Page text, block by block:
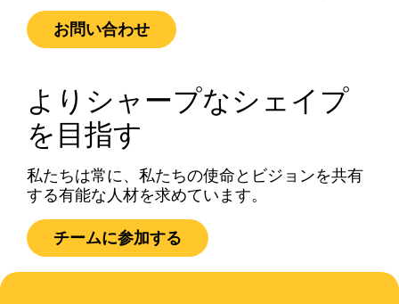
お問い合わせ
よりシャープなシェイプ
を目指す
私たちは常に、私たちの使命とビジョンを共有
する有能な人材を求めています。
チームに参加する